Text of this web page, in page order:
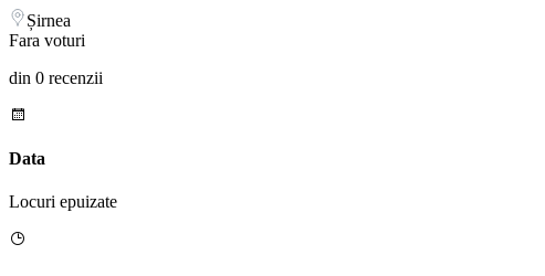
Șirnea
Fara voturi
din 0 recenzii
Data
Locuri epuizate